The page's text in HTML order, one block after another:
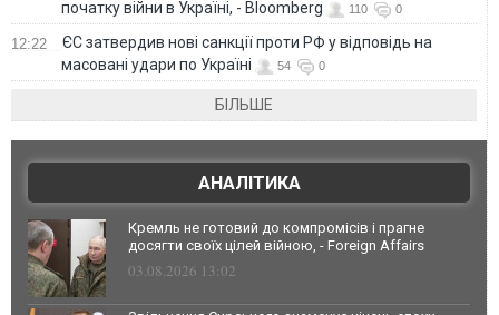
початку війни в Україні, - Bloomberg 110 0
12:22
ЄС затвердив нові санкції проти РФ у відповідь на
масовані удари по Україні
54 0
БІЛЬШЕ
АНАЛІТИКА
Кремль не готовий до компромісів і прагне
досягти своїх цілей війною, - Foreign Affairs
03.08.2026 13:02